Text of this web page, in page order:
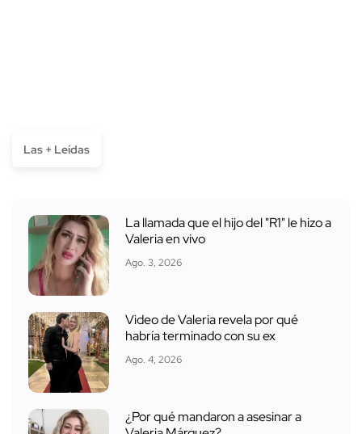
Las + Leídas
La llamada que el hijo del "R1" le hizo a
Valeria en vivo
Ago. 3, 2026
Video de Valeria revela por qué
habría terminado con su ex
Ago. 4, 2026
¿Por qué mandaron a asesinar a